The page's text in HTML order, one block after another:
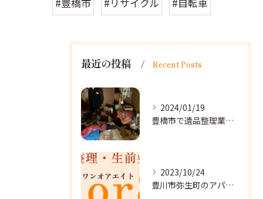
最近の投稿 Recent Posts
2024/01/19
豊橋市で遺品整理業者をお探しなら｜心を込めたサービスを
2023/10/24
豊川市弥生町のアパート改装に向かいました。